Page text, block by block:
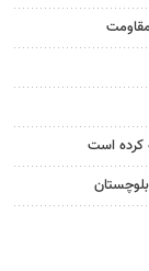
کرده است